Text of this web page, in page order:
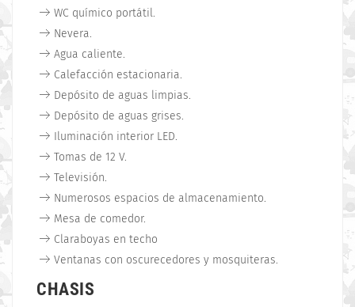
WC químico portátil.
Nevera.
Agua caliente.
Calefacción estacionaria.
Depósito de aguas limpias.
Depósito de aguas grises.
Iluminación interior LED.
Tomas de 12 V.
Televisión.
Numerosos espacios de almacenamiento.
Mesa de comedor.
Claraboyas en techo
Ventanas con oscurecedores y mosquiteras.
CHASIS